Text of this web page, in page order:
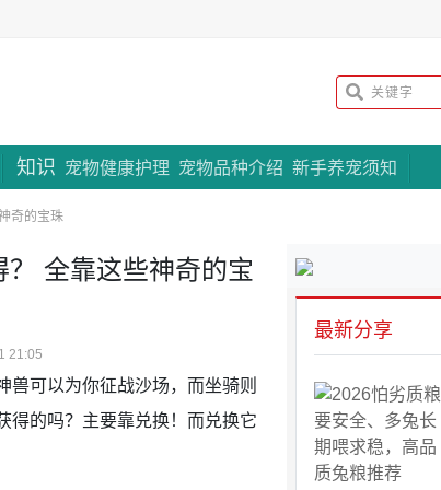
知识 宠物健康护理 宠物品种介绍 新手养宠须知
专题策划
奇的宝珠
？ 全靠这些神奇的宝
21:05
兽可以为你征战沙场，而坐骑则
得的吗？主要靠兑换！而兑换它
最新分享